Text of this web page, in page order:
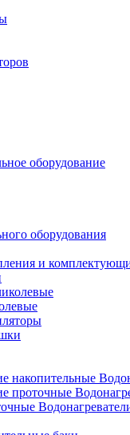
оборудование
оборудования